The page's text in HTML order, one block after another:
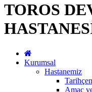
TOROS
Kurumsal
Hastanemiz
Amaç